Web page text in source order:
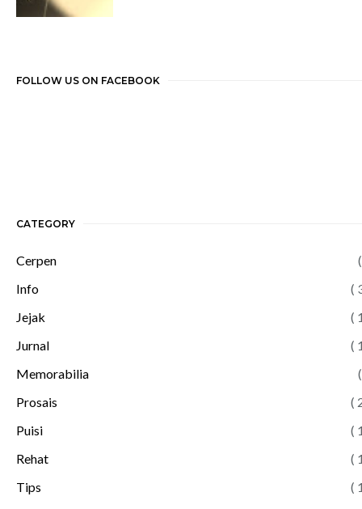
FOLLOW US ON FACEBOOK
CATEGORY
Cerpen
Info
(
Jejak
(
Jurnal
(
Memorabilia
Prosais
(
Puisi
(
Rehat
(
Tips
(